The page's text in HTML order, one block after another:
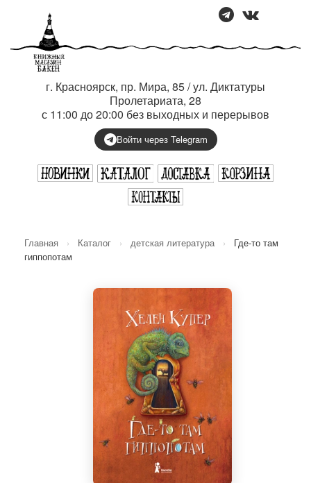
г. Красноярск, пр. Мира, 85 / ул. Диктатуры
Пролетариата, 28
с 11:00 до 20:00 без выходных и перерывов
Войти через Telegram
Главная › Каталог › детская литература ›
Где-то там
гиппопотам